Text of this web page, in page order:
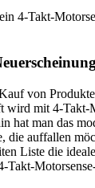
4-Takt-
von
wird mit 4-Takt-
hat man das
die auffallen
Liste die
Takt-